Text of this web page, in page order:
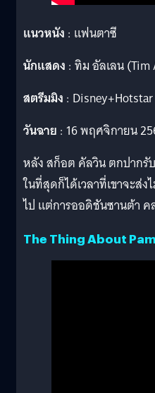
แนวหนัง : แฟนตาซี
นักแสดง : ทิม อัลเลน (Tim
สตรีมมิง : Disney+Hotstar
วันฉาย : 16 พฤศจิกายน
หลัง สก็อต คัลวิน ตกปากรั
ในที่สุดก็ได้เวลาที่เขาจะส่
ไป แต่การออดิชันซานต้า ค
The Thing About Pam